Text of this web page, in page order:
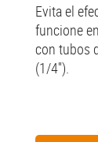
Evita el
funcione
con tubos
(1/4'').